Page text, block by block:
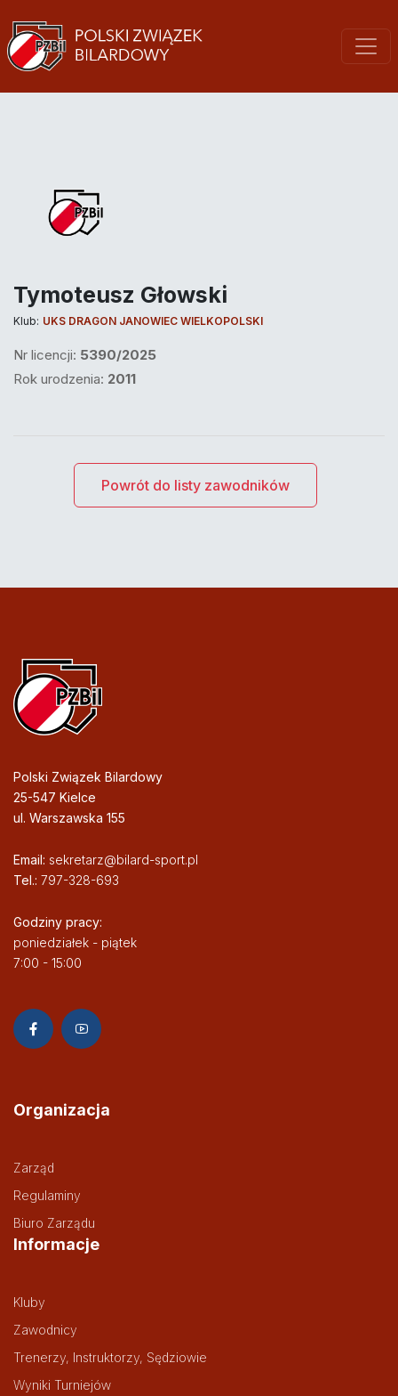
Tymoteusz Głowski
Klub: UKS DRAGON JANOWIEC WIELKOPOLSKI
Nr licencji: 5390/2025
Rok urodzenia: 2011
Powrót do listy zawodników
Polski Związek Bilardowy
25-547 Kielce
ul. Warszawska 155
Email: sekretarz@bilard-sport.pl
Tel.: 797-328-693
Godziny pracy:
poniedziałek - piątek
7:00 - 15:00
Organizacja
Zarząd
Regulaminy
Biuro Zarządu
Informacje
Kluby
Zawodnicy
Trenerzy, Instruktorzy, Sędziowie
Wyniki Turniejów